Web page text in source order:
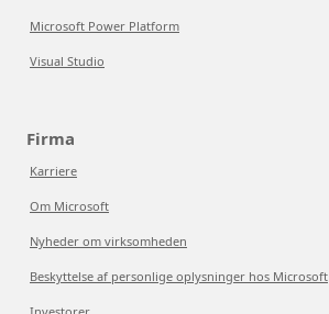
Microsoft Power Platform
Visual Studio
Firma
Karriere
Om Microsoft
Nyheder om virksomheden
Beskyttelse af personlige oplysninger hos Microsoft